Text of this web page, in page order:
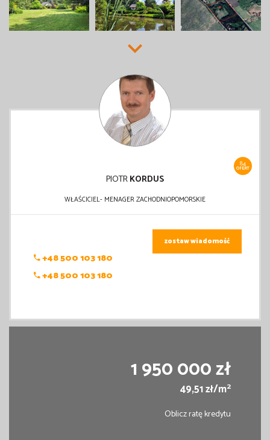
84
OFERT
PIOTRKORDUS
WŁAŚCICIEL- MENAGER ZACHODNIOPOMORSKIE
+48 500 103 180
+48 500 103 180
zostaw wiadomość
1 950 000 zł
49,51 zł/m2
Oblicz ratę kredytu